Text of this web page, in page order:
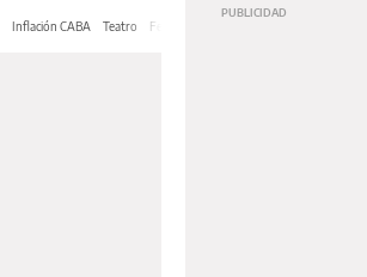
Inflación CABA Teatro Feria de Editores